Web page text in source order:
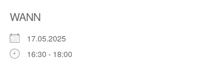
WANN
17.05.2025
16:30 - 18:00